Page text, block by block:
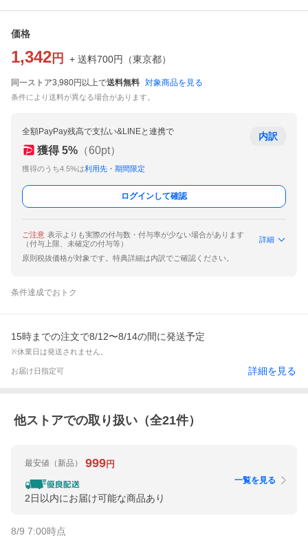
価格
1,342 円 + 送料700円 （東京都）
同一ストア3,980円以上で送料無料 対象商品を見る
条件により送料が異なる場合があります。
全額PayPay残高で支払い&LINEと連携で
獲得 5% （60pt）
獲得のうち4.5%は利用先・期間限定
内訳
ログインして確認
ご注意 表示よりも実際の付与数・付与率が少ない場合があります
（付与上限、未確定の付与等）
詳細
原則税抜価格が対象です。特典詳細は内訳でご確認ください。
条件達成でおトク
15時までの注文で8/12〜8/14の間に発送予定
※休業日は発送されません。
お届け日指定可 詳細を見る
他ストアでの取り扱い（全21件）
最安値 （新品） 999円
2日以内にお届け可能な商品あり
一覧を見る
8/9 7:00時点